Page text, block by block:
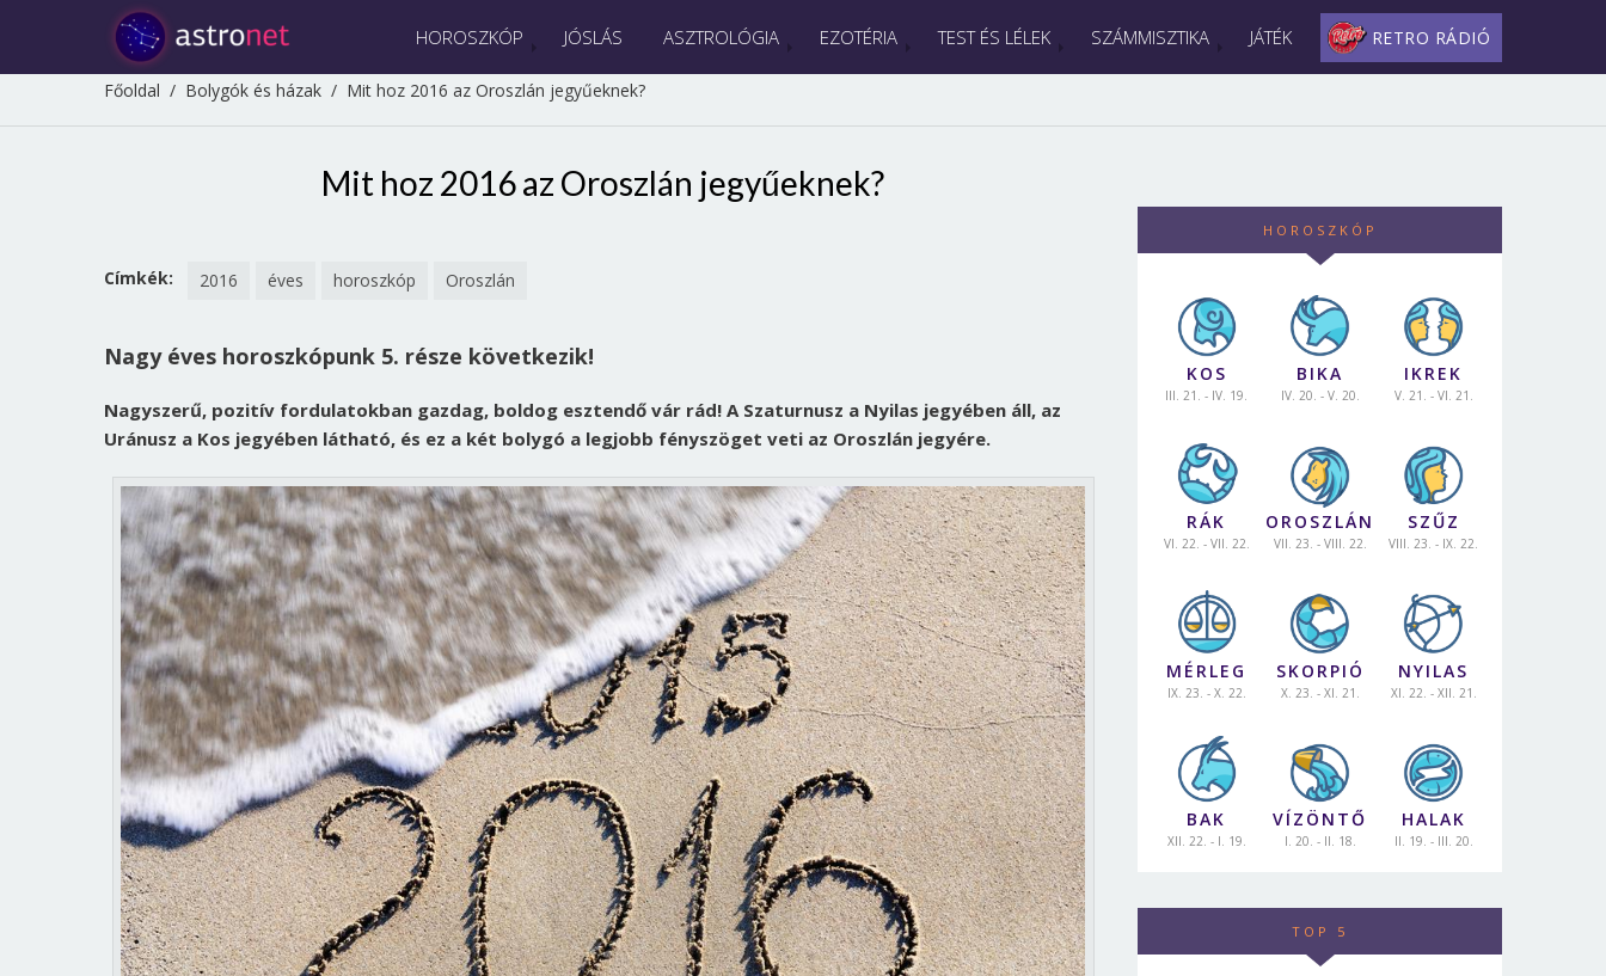
HOROSZKÓP JÓSLÁS ASZTROLÓGIA EZOTÉRIA TEST ÉS LÉLEK SZÁMMISZTIKA JÁTÉK RETRO RÁDIÓ
Főoldal / Bolygók és házak / Mit hoz 2016 az Oroszlán jegyűeknek?
Mit hoz 2016 az Oroszlán jegyűeknek?
Címkék: 2016 éves horoszkóp Oroszlán
Nagy éves horoszkópunk 5. része következik!
Nagyszerű, pozitív fordulatokban gazdag, boldog esztendő vár rád! A Szaturnusz a Nyilas jegyében áll, az
Uránusz a Kos jegyében látható, és ez a két bolygó a legjobb fényszöget veti az Oroszlán jegyére.
HOROSZKÓP
KOS
III. 21. - IV. 19.
BIKA
IV. 20. - V. 20.
IKREK
V. 21. - VI. 21.
RÁK
VI. 22. - VII. 22.
OROSZLÁN
VII. 23. - VIII. 22.
SZŰZ
VIII. 23. - IX. 22.
MÉRLEG
IX. 23. - X. 22.
SKORPIÓ
X. 23. - XI. 21.
NYILAS
XI. 22. - XII. 21.
BAK
XII. 22. - I. 19.
VÍZÖNTŐ
I. 20. - II. 18.
HALAK
II. 19. - III. 20.
TOP 5